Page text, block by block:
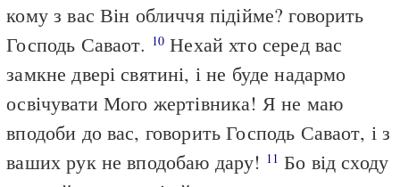
кому з вас Він обличчя підійме? говорить
Господь Саваот. 10 Нехай хто серед вас
замкне двері святині, і не буде надармо
освічувати Мого жертівника! Я не маю
вподоби до вас, говорить Господь Саваот, і з
ваших рук не вподобаю дару! 11 Бо від сходу